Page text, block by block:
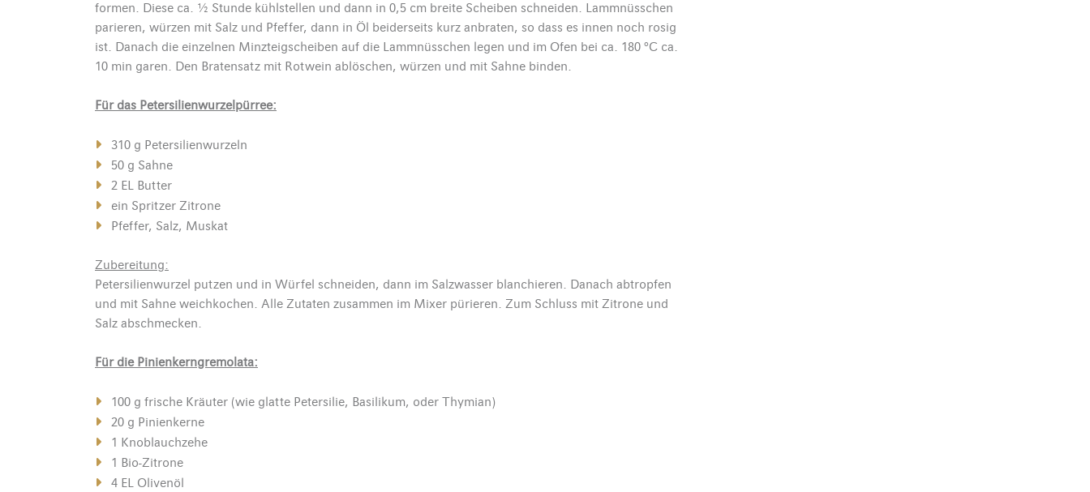
formen. Diese ca. ½ Stunde kühlstellen und dann in 0,5 cm breite Scheiben schneiden. Lammnüsschen
parieren, würzen mit Salz und Pfeffer, dann in Öl beiderseits kurz anbraten, so dass es innen noch rosig
ist. Danach die einzelnen Minzteigscheiben auf die Lammnüsschen legen und im Ofen bei ca. 180 °C ca.
10 min garen. Den Bratensatz mit Rotwein ablöschen, würzen und mit Sahne binden.
Für das Petersilienwurzelpürree:
310 g Petersilienwurzeln
50 g Sahne
2 EL Butter
ein Spritzer Zitrone
Pfeffer, Salz, Muskat
Zubereitung:
Petersilienwurzel putzen und in Würfel schneiden, dann im Salzwasser blanchieren. Danach abtropfen
und mit Sahne weichkochen. Alle Zutaten zusammen im Mixer pürieren. Zum Schluss mit Zitrone und
Salz abschmecken.
Für die Pinienkerngremolata:
100 g frische Kräuter (wie glatte Petersilie, Basilikum, oder Thymian)
20 g Pinienkerne
1 Knoblauchzehe
1 Bio-Zitrone
4 EL Olivenöl